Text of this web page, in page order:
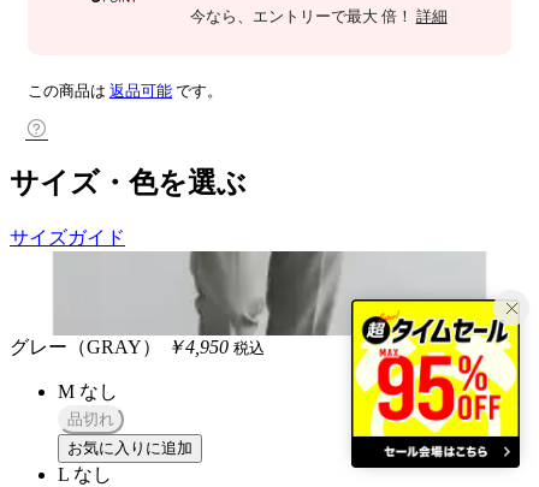
今なら 、エントリーで最大 倍！ 詳細
この商品は 返品可能 です。
サイズ・色を選ぶ
サイズガイド
グレー（GRAY） ￥4,950 税込
M なし
品切れ
お気に入りに追加
L なし